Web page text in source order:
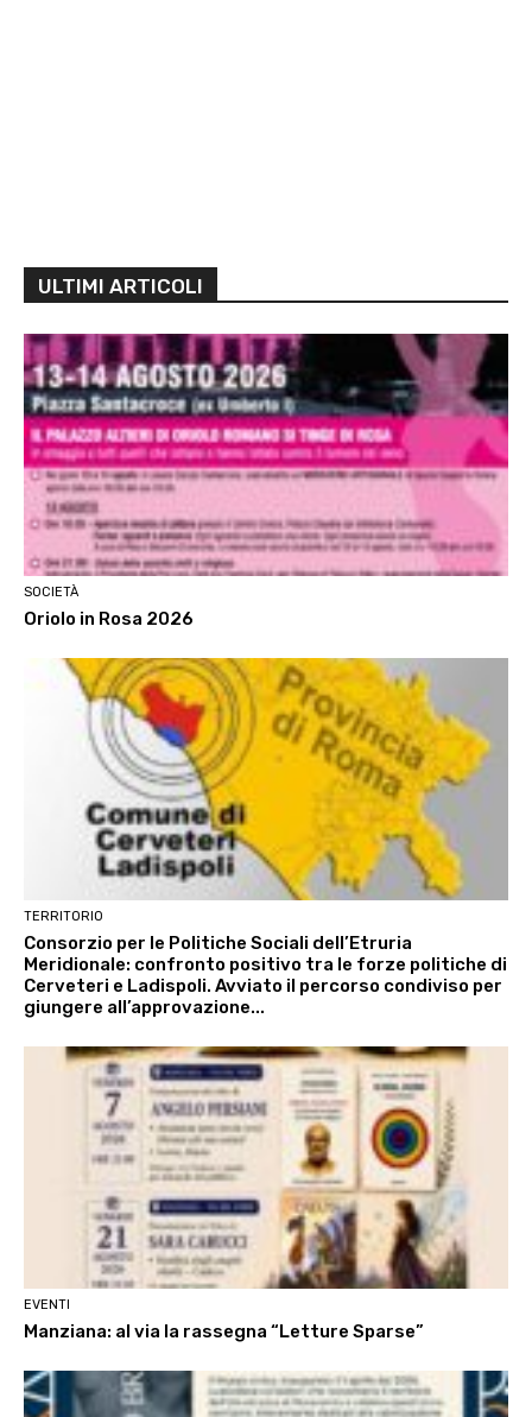
ULTIMI ARTICOLI
SOCIETÀ
Oriolo in Rosa 2026
TERRITORIO
Consorzio per le Politiche Sociali dell’Etruria
Meridionale: confronto positivo tra le forze politiche di
Cerveteri e Ladispoli. Avviato il percorso condiviso per
giungere all’approvazione...
EVENTI
Manziana: al via la rassegna “Letture Sparse”